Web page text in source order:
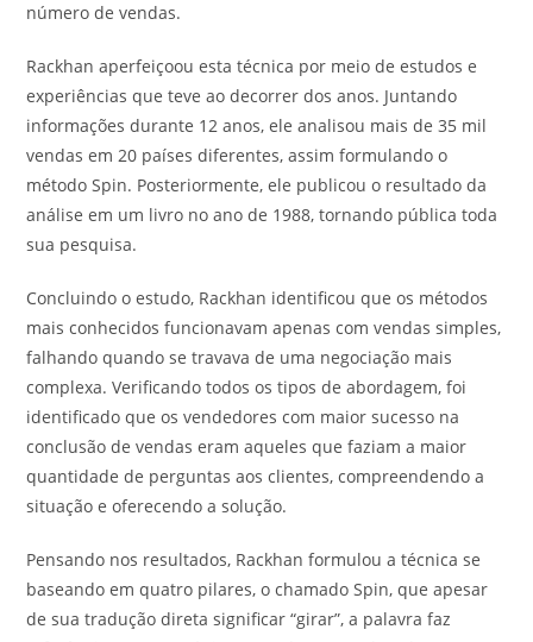
número de vendas.
Rackhan aperfeiçoou esta técnica por meio de estudos e
experiências que teve ao decorrer dos anos. Juntando
informações durante 12 anos, ele analisou mais de 35 mil
vendas em 20 países diferentes, assim formulando o
método Spin. Posteriormente, ele publicou o resultado da
análise em um livro no ano de 1988, tornando pública toda
sua pesquisa.
Concluindo o estudo, Rackhan identificou que os métodos
mais conhecidos funcionavam apenas com vendas simples,
falhando quando se travava de uma negociação mais
complexa. Verificando todos os tipos de abordagem, foi
identificado que os vendedores com maior sucesso na
conclusão de vendas eram aqueles que faziam a maior
quantidade de perguntas aos clientes, compreendendo a
situação e oferecendo a solução.
Pensando nos resultados, Rackhan formulou a técnica se
baseando em quatro pilares, o chamado Spin, que apesar
de sua tradução direta significar “girar”, a palavra faz